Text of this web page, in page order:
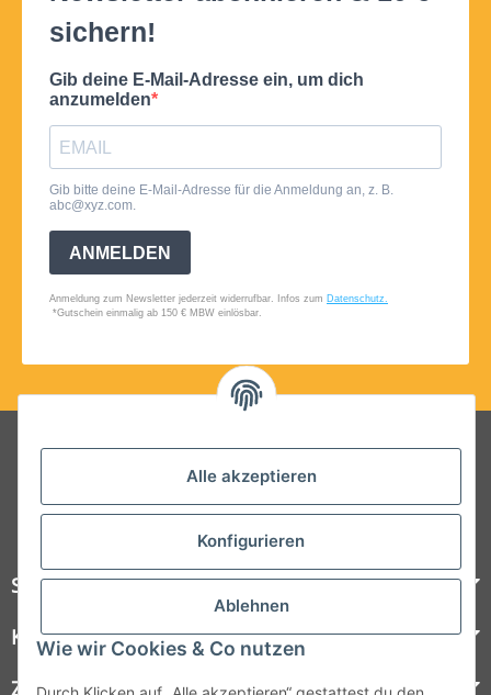
Alle akzeptieren
Konfigurieren
Ablehnen
Wie wir Cookies & Co nutzen
Folgt uns auf Social Media
Steelboxx
Kundenservice
Zahlungsmöglichkeiten